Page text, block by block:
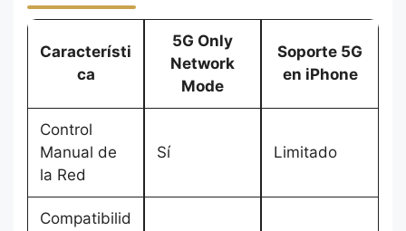
Característi
ca
5G Only
Network
Mode
Soporte 5G
en iPhone
Control
Manual de
la Red
Sí Limitado
Compatibilid